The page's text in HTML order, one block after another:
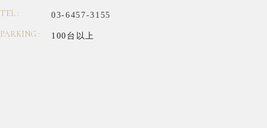
TEL : 03-6457-3155
PARKING : 100台以上